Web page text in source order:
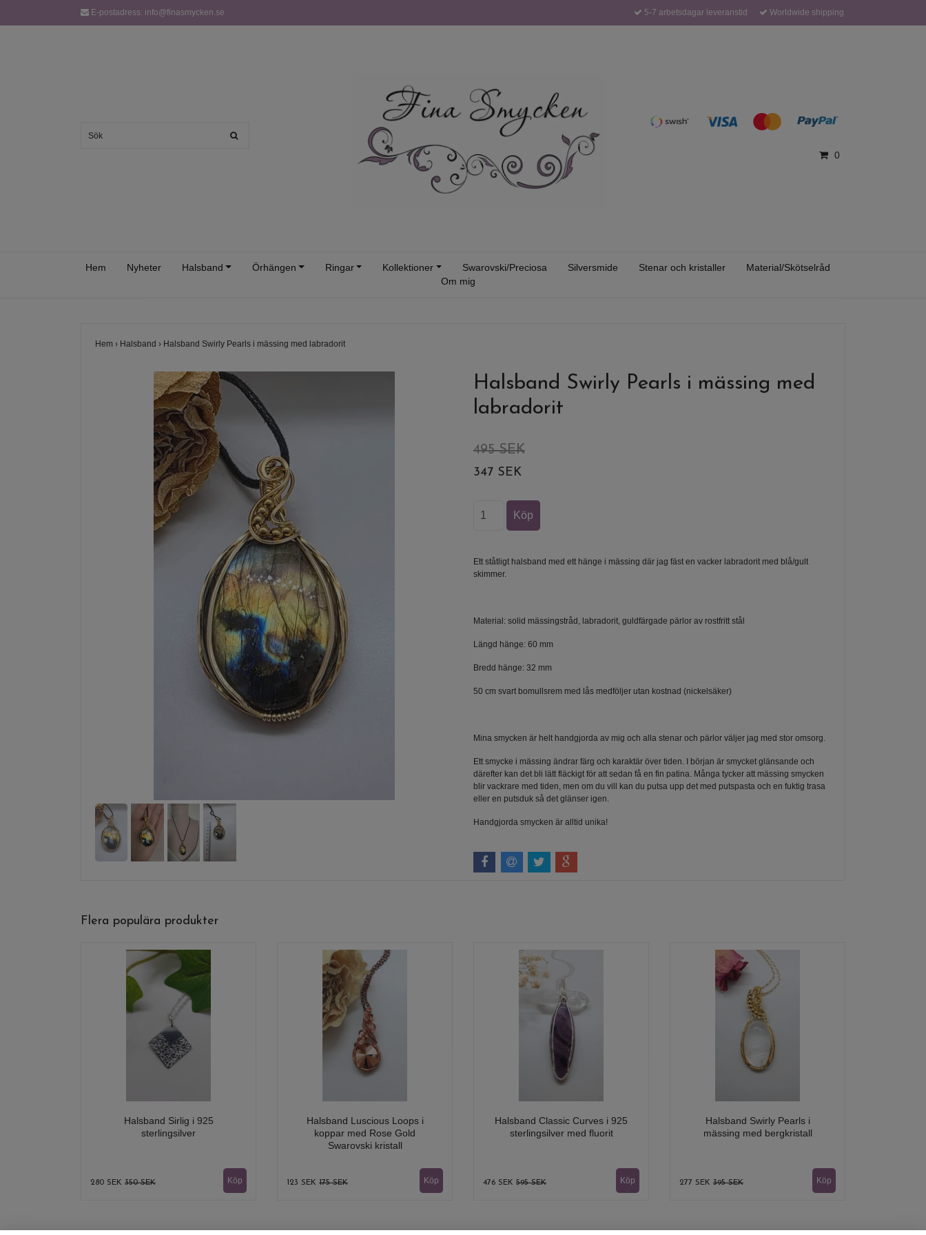
E-postadress: info@finasmycken.se 5-7 arbetsdagar leveranstid Worldwide shipping
0
Hem Nyheter Halsband Örhängen Ringar Kollektioner Swarovski/Preciosa Silversmide Stenar och kristaller
Material/Skötselråd
Om mig
Hem › Halsband › Halsband Swirly Pearls i mässing med labradorit
Halsband Swirly Pearls i mässing med
labradorit
495 SEK
347 SEK
Ett ståtligt halsband med ett hänge i mässing där jag fäst en vacker labradorit med blå/gult
skimmer.
Material: solid mässingstråd, labradorit, guldfärgade pärlor av rostfritt stål
Längd hänge: 60 mm
Bredd hänge: 32 mm
50 cm svart bomullsrem med lås medföljer utan kostnad (nickelsäker)
Mina smycken är helt handgjorda av mig och alla stenar och pärlor väljer jag med stor omsorg.
Ett smycke i mässing ändrar färg och karaktär över tiden. I början är smycket glänsande och
därefter kan det bli lätt fläckigt för att sedan få en fin patina. Många tycker att mässing smycken
blir vackrare med tiden, men om du vill kan du putsa upp det med putspasta och en fuktig trasa
eller en putsduk så det glänser igen.
Handgjorda smycken är alltid unika!
Flera populära produkter
Halsband Sirlig i 925
sterlingsilver
280 SEK 350 SEK
Halsband Luscious Loops i
koppar med Rose Gold
Swarovski kristall
123 SEK 175 SEK
Halsband Classic Curves i 925
sterlingsilver med fluorit
476 SEK 595 SEK
Halsband Swirly Pearls i
mässing med bergkristall
277 SEK 395 SEK